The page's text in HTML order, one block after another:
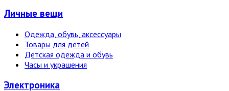
Личные вещи
Одежда, обувь, аксессуары
Товары для детей
Детская одежда и обувь
Часы и украшения
Электро­ника